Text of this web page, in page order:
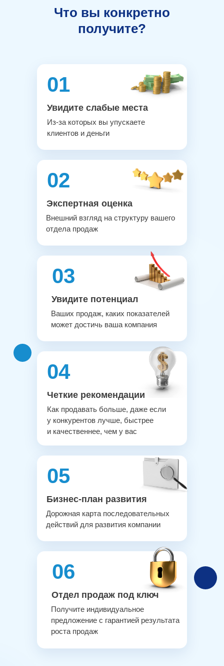
Что вы конкретно
получите?
Увидите слабые места
01
Из-за которых вы упускаете
клиентов и деньги
Экспертная оценка
02
Внешний взгляд на структуру вашего
отдела продаж
Увидите потенциал
03
Ваших продаж, каких показателей
может достичь ваша компания
Четкие рекомендации
04
Как продавать больше, даже если
у конкурентов лучше, быстрее
и качественнее, чем у вас
Бизнес-план развития
05
Дорожная карта последовательных
действий для развития компании
Отдел продаж под ключ
06
Получите индивидуальное
предложение с гарантией результата
роста продаж